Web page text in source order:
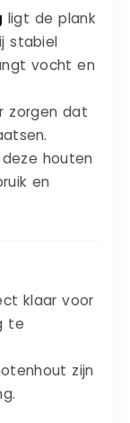
ligt de plank
stabiel
vocht en
zorgen dat
houten
en
klaar voor
te
zijn